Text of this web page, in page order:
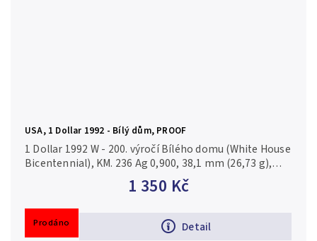
USA, 1 Dollar 1992 - Bílý dům, PROOF
1 350 Kč
Detail
1 Dollar 1992 W - 200. výročí Bílého domu (White House
Bicentennial), KM. 236 Ag 0,900, 38,1 mm (26,73 g),
Prodáno